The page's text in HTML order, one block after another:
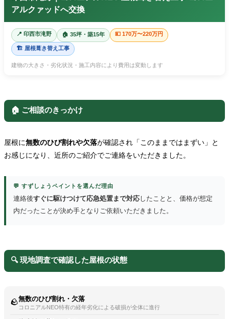
アルクァッドへ交換
📍 印西市滝野 🏠 35坪・築15年 💴 170万〜220万円
🏗️ 屋根葺き替え工事
建物の大きさ・劣化状況・施工内容により費用は変動します
🏠 ご相談のきっかけ
屋根に無数のひび割れや欠落が確認され「このままではまずい」と
お感じになり、近所のご紹介でご連絡をいただきました。
💬 すずしょうペイントを選んだ理由
連絡後すぐに駆けつけて応急処置まで対応したことと、価格が想定
内だったことが決め手となりご依頼いただきました。
🔍 現地調査で確認した屋根の状態
🪨無数のひび割れ・欠落
コロニアルNEO特有の経年劣化による破損が全体に進行